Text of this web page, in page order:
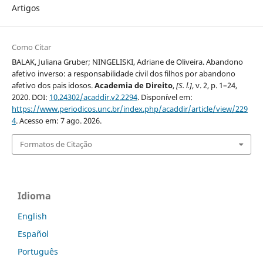
Artigos
Como Citar
BALAK, Juliana Gruber; NINGELISKI, Adriane de Oliveira. Abandono
afetivo inverso: a responsabilidade civil dos filhos por abandono
afetivo dos pais idosos.Academia de Direito,[S. l.], v. 2, p. 1–24,
2020. DOI: 10.24302/acaddir.v2.2294. Disponível em:
https://www.periodicos.unc.br/index.php/acaddir/article/view/229
4. Acesso em: 7 ago. 2026.
Formatos de Citação
Idioma
English
Español
Português